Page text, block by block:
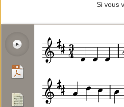
Si vous